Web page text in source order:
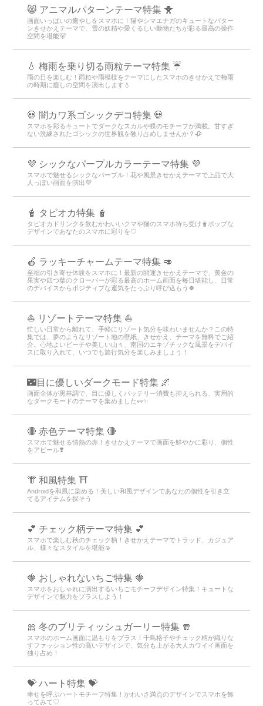
😸 アニマルパターンテーマ特集 🐥
画面いっぱいの癒やしをスマホに！猫やシマエナガのキュートなパター
ンきせかえテーマで、雪の妖精や愛くるしい動物たちが彩る最高の操作
空間を堪能🐻
💧 梅雨を乗り切る雨粒テーマ特集 ☔
雨の日を楽しむ！雨粒や雨模様をテーマにしたスマホのきせかえで梅雨
の時期に癒しの空間を演出します💧
💀 闇カワ系ゴシックデコ特集 💀
スマホを彩るキュートでダークなスカルや蝶のモチーフが満載。甘すぎ
ない洗練されたゴシックの世界観を独り占めしませんか？🥀
💜 シックなパープルカラーテーマ特集 💜
スマホで魅せるシックなパープル！花や風景きせかえテーマで上品で大
人っぽい画面を演出💜
🧋 タピオカ特集 🧋
タピオカドリンクを飲むかわいいクマや猫のスマホ待ち受け🧋ポップな
デザインであなたのスマホに彩りを♡
🍎 ラッキーチャームテーマ特集 🥑
至福の引き寄せ体験をスマホに！最新の開運きせかえテーマで、黄金の
果実や四つ葉のクローバーが彩る最高のホーム画面を毎日堪能し、日常
のデバイスからポジティブな運気をたっぷり呼び込もう🍀
⛵ リゾートテーマ特集 ⛵
忙しい日常から離れて、手軽にリゾート気分を味わいませんか？この特
集では、夢のようなリゾート地の壁紙、きせかえ、テーマを無料でご紹
介。心地よいビーチや美しい山々、南国のエキゾチックな風景をデバイ
スに取り入れて、いつでも旅行気分を楽しみましょう！
🌃目に優しいダークモード特集 🌌
画面全体が黒基調で、目に優しくバッテリー消費も抑えられる、実用的
なダークモードのテーマを集めました👀✨
🔴 赤色テーマ特集 🔴
スマホで魅せる情熱の赤！きせかえテーマで画面を鮮やかに彩り、個性
をアピール❣️
👘 和風特集 ⛩
Androidを和風に染める！美しい和風デザインであなたの個性を引き立
てるアイテムを探そう
💕 チェック柄テーマ特集 💕
スマホで楽しむ秋のチェック柄！きせかえテーマでトラッド、カジュア
ル、様々なスタイルを堪能☺️
🍓 おしゃれないちご特集 🍓
スマホをおしゃれに演出するいちごモチーフデザイン特集！キュートな
デザインで魅力をプラスしよう！
🎀 冬のブリティッシュガーリー特集 🧣
スマホのホーム画面に温もりをプラス！千鳥格子やチェック柄が織りな
すファッション性の高いデザインで、気分も上がる大人カワイイ画面を
独り占め！
💝 ハート特集 💝
幸せを呼ぶハートモチーフ特集！かわいさ満点のデザインでスマホを飾
ってみて♡